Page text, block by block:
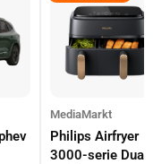
MediaMarkt
Philips Airfryer
3000-serie Dual